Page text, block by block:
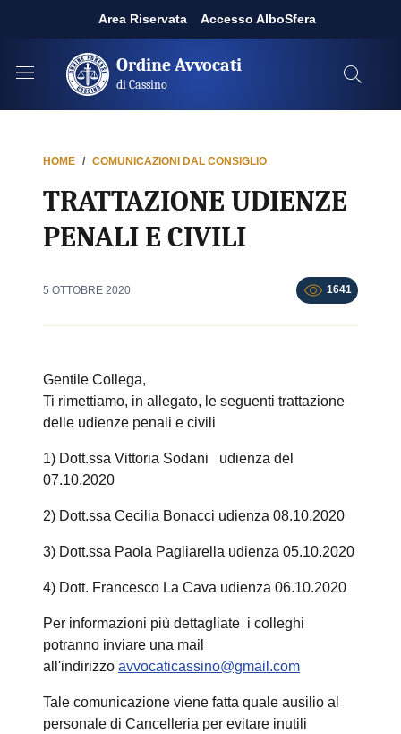
Area Riservata Accesso AlboSfera
Ordine Avvocati
di Cassino
HOME COMUNICAZIONI DAL CONSIGLIO
TRATTAZIONE UDIENZE
PENALI E CIVILI
5 OTTOBRE 2020 1641
Gentile Collega,
Ti rimettiamo, in allegato, le seguenti trattazione
delle udienze penali e civili
1) Dott.ssa Vittoria Sodani udienza del
07.10.2020
2) Dott.ssa Cecilia Bonacci udienza 08.10.2020
3) Dott.ssa Paola Pagliarella udienza 05.10.2020
4) Dott. Francesco La Cava udienza 06.10.2020
Per informazioni più dettagliate i colleghi
potranno inviare una mail
all'indirizzo avvocaticassino@gmail.com
Tale comunicazione viene fatta quale ausilio al
personale di Cancelleria per evitare inutili